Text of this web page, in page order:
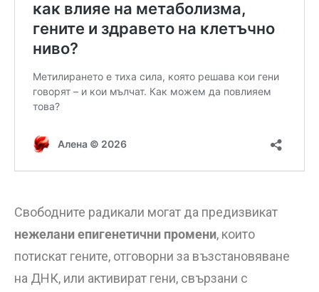
Свободните радикали могат да предизвикат
нежелани епигенетични промени, които
потискат гените, отговорни за възстановяване
на ДНК, или активират гени, свързани с